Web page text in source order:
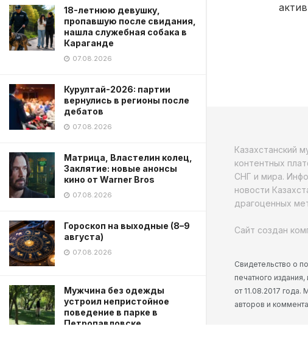
18-летнюю девушку,
пропавшую после свидания,
нашла служебная собака в
Караганде
07.08.2026
Курултай-2026: партии
вернулись в регионы после
дебатов
07.08.2026
Матрица, Властелин колец,
Заклятие: новые анонсы
кино от Warner Bros
07.08.2026
Гороскоп на выходные (8–9
августа)
07.08.2026
Мужчина без одежды
устроил непристойное
поведение в парке в
Петропавловске
Казахстанский
контентных
СНГ и мира.
новости
драгоценных
Сайт создан
Свидетельство о
печатного
от 11.08.2017
авторов и